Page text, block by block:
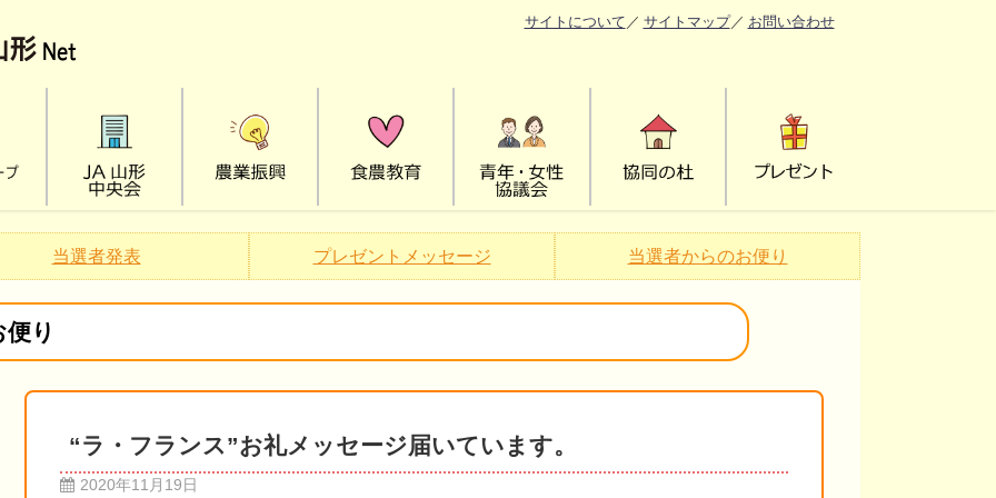
サイトについて ／ サイトマップ／ お問い合わせ
当選者発表 プレゼントメッセージ 当選者からのお便り
り
“ラ・フランス”お礼メッセージ届いています。
2020年11月19日